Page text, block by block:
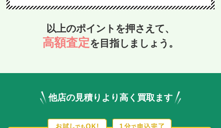
以上のポイントを押さえて、
高額査定を目指しましょう。
他店の見積りより高く買取ます